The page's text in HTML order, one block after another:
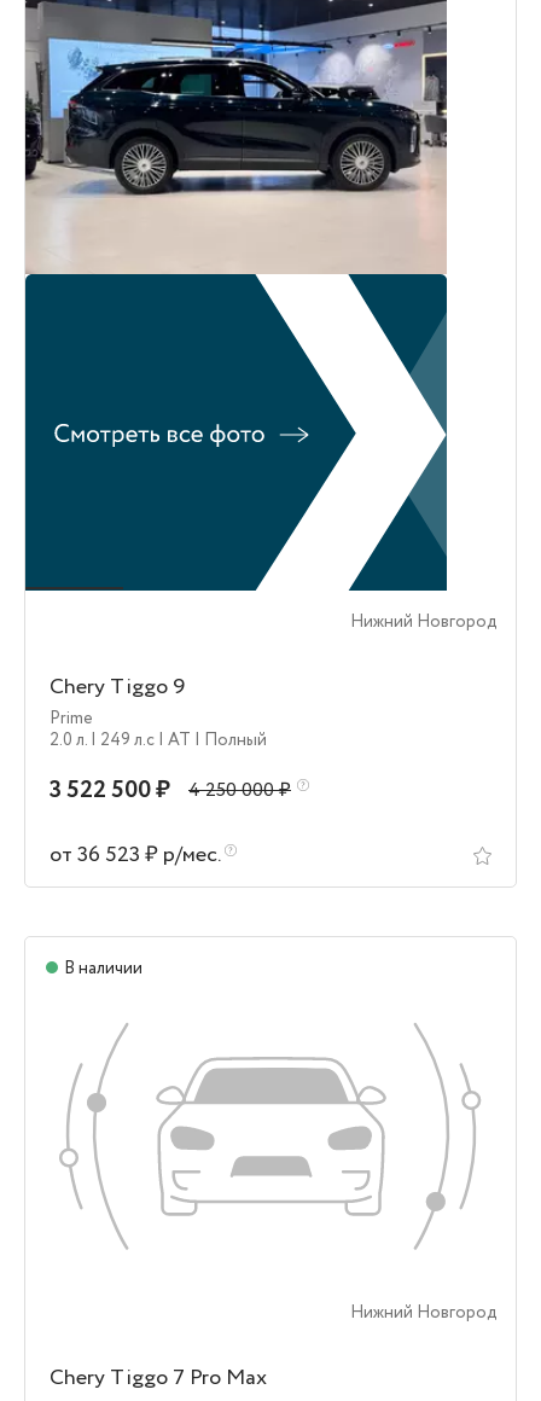
Нижний Новгород
Chery Tiggo 9
Prime
2.0 л. | 249 л.c | AT | Полный
3 522 500 ₽ 4 250 000 ₽
от 36 523 ₽ р/мес.
В наличии
Нижний Новгород
Chery Tiggo 7 Pro Max